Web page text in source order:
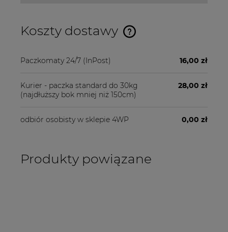
Koszty dostawy
Cena nie zawiera ewentualnych kosztów płatności
Paczkomaty 24/7 (InPost) 16,00 zł
Kurier - paczka standard do 30kg
(najdłuższy bok mniej niż 150cm)
28,00 zł
odbiór osobisty w sklepie 4WP 0,00 zł
Produkty powiązane